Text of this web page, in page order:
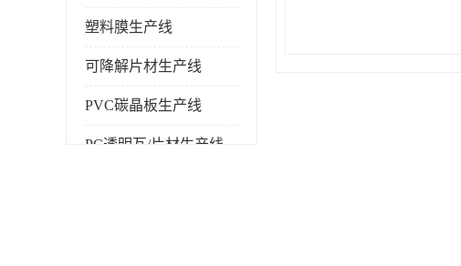
塑料膜生产线
可降解片材生产线
PVC碳晶板生产线
PC透明瓦/片材生产线